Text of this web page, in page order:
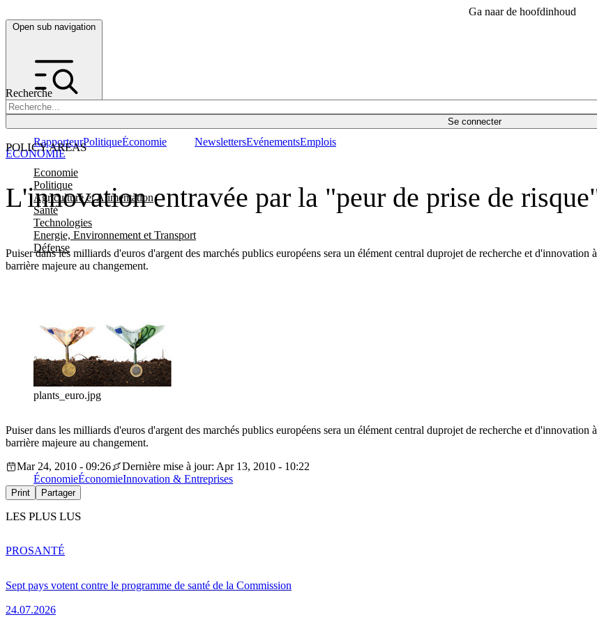
Ga naar de hoofdinhoud
Open sub navigation
Recherche
Se connecter
POLICY AREAS
Economie
Politique
Agriculture et Alimentation
Santé
Technologies
Energie, Environnement et Transport
Défense
RapporteurPolitiqueÉconomie NewslettersEvénementsEmplois
L'innovation entravée par la "peur de prise de
Puiser dans les milliards d'euros d'argent des marchés publics européens sera un élément central duprojet de recherche et
barrière majeure au changement.
ÉCONOMIE
plants_euro.jpg
Puiser dans les milliards d'euros d'argent des marchés publics européens sera un élément central duprojet de recherche et
barrière majeure au changement.
Mar 24, 2010 - 09:26
Dernière mise à jour: Apr 13, 2010 - 10:22
ÉconomieÉconomieInnovation & Entreprises
Print Partager
LES PLUS LUS
Sept pays votent contre le programme de santé de la Commission
24.07.2026
PROSANTÉ